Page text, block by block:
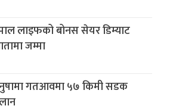
लाइफको बोनस सेयर डिम्याट
जम्मा
गतआवमा ५७ किमी सडक